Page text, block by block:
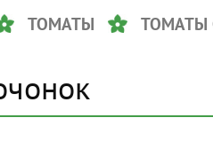
ТОМАТЫ ТОМАТЫ